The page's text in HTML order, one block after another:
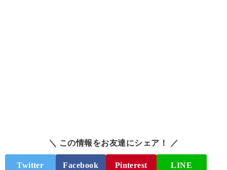
＼ この情報をお友達にシェア！ ／
Twitter Facebook Pinterest LINE